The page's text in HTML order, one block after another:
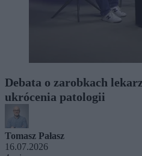
Debata o zarobkach
ukrócenia patologii
Tomasz Pałasz
16.07.2026